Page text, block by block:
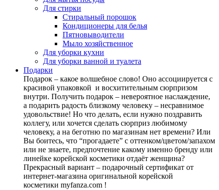
Для стирки
Стиральный порошок
Кондиционеры для белья
Пятновыводители
Мыло хозяйственное
Для уборки кухни
Для уборки ванной и туалета
Подарки
Подарок – какое волшебное слово! Оно ассоциируется с
красивой упаковкой и восхитительным сюрпризом
внутри. Получить подарок – невероятное наслаждение,
а подарить радость близкому человеку – несравнимое
удовольствие! Но что делать, если нужно поздравить
коллегу, или хочется сделать сюрприз любимому
человеку, а на беготню по магазинам нет времени? Или
Вы боитесь, что “прогадаете” с оттенком/цветом/запахом
или не знаете, предпочтение какому именно бренду или
линейке корейской косметики отдаёт женщина?
Прекрасный вариант – подарочный сертификат от
интернет-магазина оригинальной корейской
косметики myfanza.com !